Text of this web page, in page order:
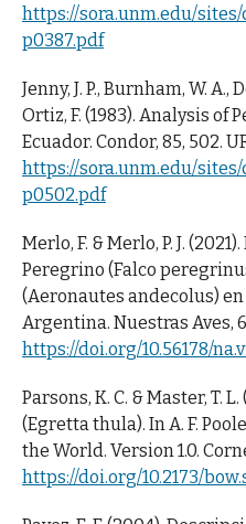
https://sora.unm.edu/
p0387.pdf
Jenny, J. P., Burnham, W. A.,
Ortiz, F. (1983). Analysis of
Ecuador. Condor, 85, 502.
https://sora.unm.edu/
p0502.pdf
Merlo, F. & Merlo, P. J.
Peregrino (Falco
(Aeronautes andecolus)
Argentina. Nuestras Aves,
https://doi.org/10.56178/
Parsons, K. C. & Master, T.
(Egretta thula). In A. F.
the World. Version 1.0.
https://doi.org/10.2173/